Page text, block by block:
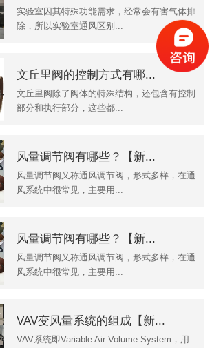
实验室因其特殊功能需求，经常会有害气体排
除，所以实验室通风区别...
文丘里阀的控制方式有哪...
文丘里阀除了阀体的特殊结构，还包含有控制
部分和执行部分，这些都...
风量调节阀有哪些？【新...
风量调节阀又称通风调节阀，形式多样，在通
风系统中很常见，主要用...
风量调节阀有哪些？【新...
风量调节阀又称通风调节阀，形式多样，在通
风系统中很常见，主要用...
VAV变风量系统的组成【新...
VAV系统即Variable Air Volume System，用